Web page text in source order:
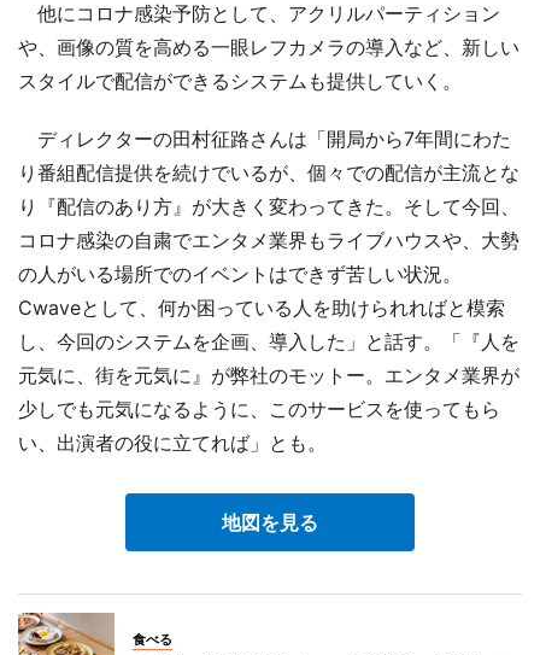
他にコロナ感染予防として、アクリルパーティション
や、画像の質を高める一眼レフカメラの導入など、新しい
スタイルで配信ができるシステムも提供していく。
ディレクターの田村征路さんは「開局から7年間にわた
り番組配信提供を続けでいるが、個々での配信が主流とな
り『配信のあり方』が大きく変わってきた。そして今回、
コロナ感染の自粛でエンタメ業界もライブハウスや、大勢
の人がいる場所でのイベントはできず苦しい状況。
Cwaveとして、何か困っている人を助けられればと模索
し、今回のシステムを企画、導入した」と話す。「『人を
元気に、街を元気に』が弊社のモットー。エンタメ業界が
少しでも元気になるように、このサービスを使ってもら
い、出演者の役に立てれば」とも。
地図を見る
食べる